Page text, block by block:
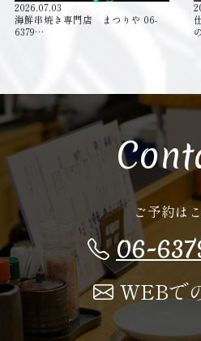
2026.07.03
海鮮串焼き専門店 まつりや 06-
6379…
ご予約は
06-
WEBで